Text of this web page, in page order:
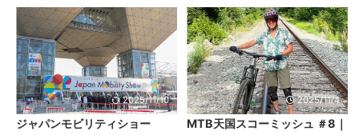
2025/11/10
ジャパンモビリティショー
2025/11/4
MTB天国スコーミッシュ ＃8｜